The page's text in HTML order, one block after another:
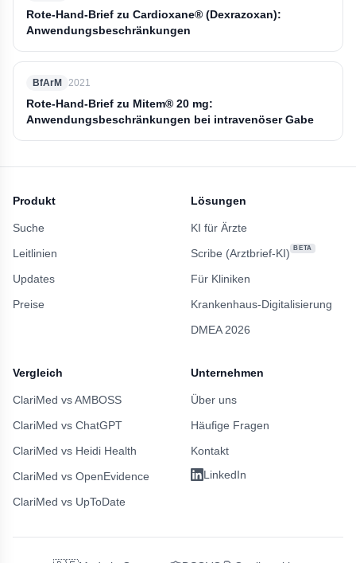
Rote-Hand-Brief zu Cardioxane® (Dexrazoxan):
Anwendungsbeschränkungen
BfArM 2021
Rote-Hand-Brief zu Mitem® 20 mg:
Anwendungsbeschränkungen bei intravenöser Gabe
Produkt
Suche
Leitlinien
Updates
Preise
Lösungen
KI für Ärzte
Scribe (Arztbrief-KI)
BETA
Für Kliniken
Krankenhaus-Digitalisierung
DMEA 2026
Vergleich
ClariMed vs AMBOSS
ClariMed vs ChatGPT
ClariMed vs Heidi Health
ClariMed vs OpenEvidence
ClariMed vs UpToDate
Unternehmen
Über uns
Häufige Fragen
Kontakt
LinkedIn